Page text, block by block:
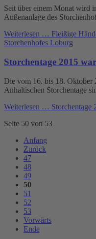
Seit über einem Monat wird
Außenanlage des
Weiterlesen … Fleißige
Storchenhofes Loburg
Storchentage 2015
Die vom 16. bis 18. Oktober
Anhaltischen Storchentage
Weiterlesen … Storchentage
Seite 50 von 53
Anfang
Zurück
47
48
49
50
51
52
53
Vorwärts
Ende